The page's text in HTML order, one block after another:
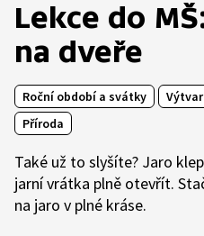
Lekce do
na dveře
Roční období a svátky
Příroda
Také už to slyšíte? Jaro
jarní vrátka plně otevřít.
na jaro v plné kráse.